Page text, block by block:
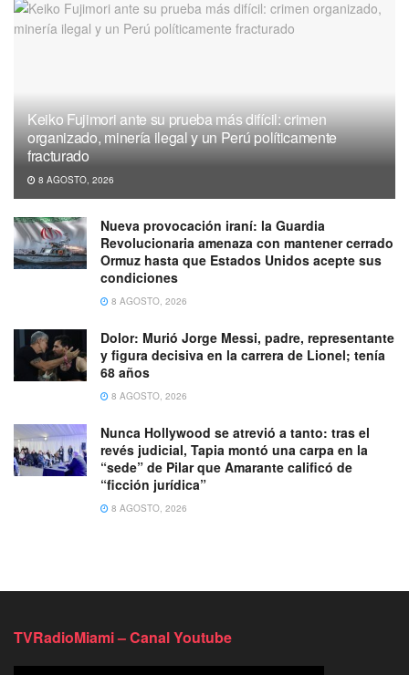
Keiko Fujimori ante su prueba más difícil: crimen
organizado, minería ilegal y un Perú políticamente
fracturado
8 AGOSTO, 2026
Nueva provocación iraní: la Guardia
Revolucionaria amenaza con mantener cerrado
Ormuz hasta que Estados Unidos acepte sus
condiciones
8 AGOSTO, 2026
Dolor: Murió Jorge Messi, padre, representante
y figura decisiva en la carrera de Lionel; tenía
68 años
8 AGOSTO, 2026
Nunca Hollywood se atrevió a tanto: tras el
revés judicial, Tapia montó una carpa en la
“sede” de Pilar que Amarante calificó de
“ficción jurídica”
8 AGOSTO, 2026
TVRadioMiami – Canal Youtube